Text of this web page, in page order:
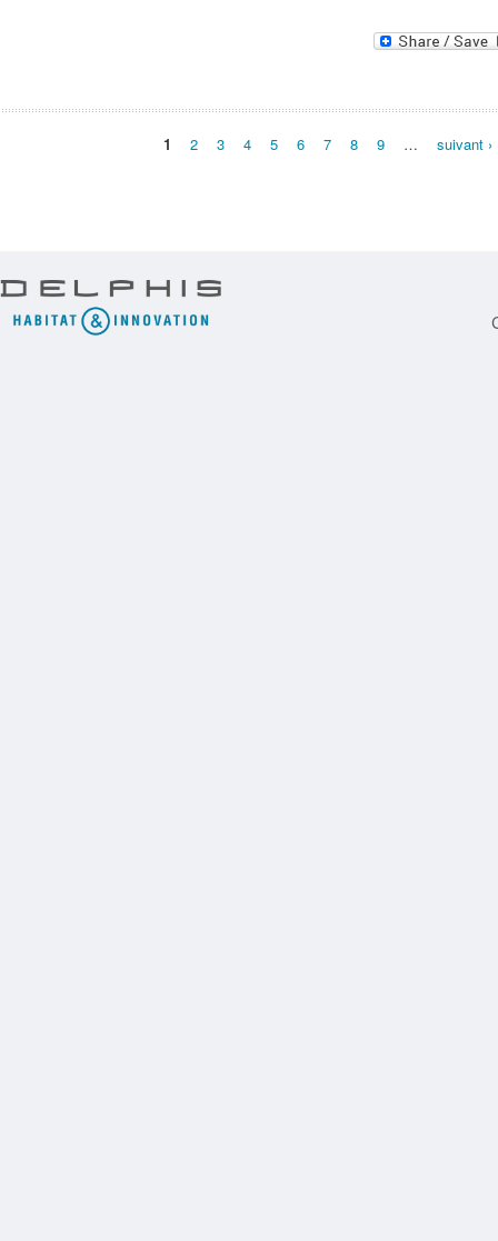
1 2 3 4 5 6 7 8 9 … suivant ›